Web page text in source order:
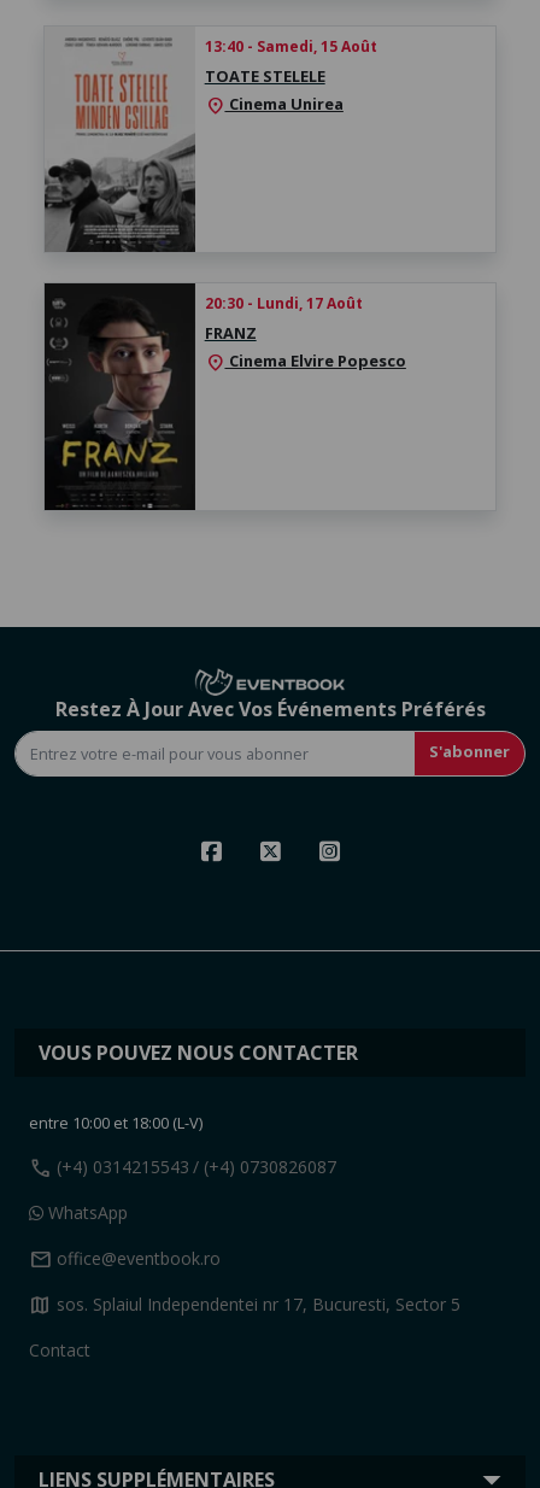
13:40 - Samedi, 15 Août
TOATE STELELE
location_on Cinema Unirea
20:30 - Lundi, 17 Août
FRANZ
location_on Cinema Elvire Popesco
Restez À Jour Avec Vos Événements Préférés
S'abonner
LIENS SUPPLÉMENTAIRES
VOUS POUVEZ NOUS CONTACTER
entre 10:00 et 18:00 (L-V)
call (+4) 0314215543 / (+4) 0730826087
WhatsApp
mail office@eventbook.ro
map sos. Splaiul Independentei nr 17, Bucuresti, Sector 5
Contact